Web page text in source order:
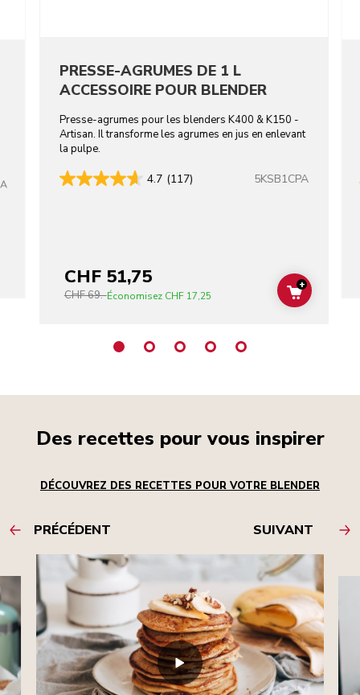
PRESSE-AGRUMES DE 1 L
ACCESSOIRE POUR BLENDER
Presse-agrumes pour les blenders K400 & K150 -
Artisan. Il transforme les agrumes en jus en enlevant
la pulpe.
4.7 (117) 5KSB1CPA
CHF 51,75
CHF 69.-Économisez CHF 17,25 ADD TO
+
Des recettes pour vous inspirer
DÉCOUVREZ DES RECETTES POUR VOTRE BLENDER
PRÉCÉDENT SUIVANT